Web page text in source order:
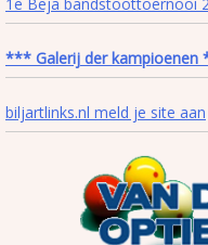
*** Galerij der kampioenen
biljartlinks.nl meld je site aan